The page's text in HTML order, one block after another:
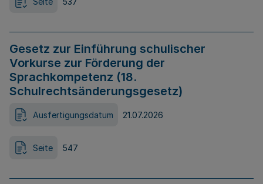
Gesetz zur Einführung schulischer
Vorkurse zur Förderung der
Sprachkompetenz (18.
Schulrechtsänderungsgesetz)
Ausfertigungsdatum 21.07.2026
Seite 547